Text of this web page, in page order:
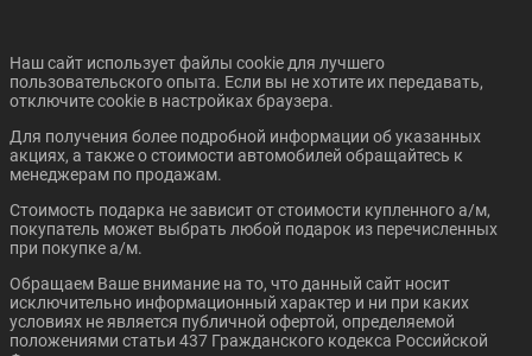
Цена от:
839 000 ₽
В кредит от:
11 447 ₽/мес.
Цена от:
В кредит от:
38 871 ₽/мес.
Наш сайт использует файлы cookie для лучшего
пользовательского опыта. Если вы не хотите их передавать,
отключите cookie в настройках браузера.
Для получения более подробной информации об указанных
акциях, а также о стоимости автомобилей обращайтесь к
менеджерам по продажам.
Стоимость подарка не зависит от стоимости купленного а/м,
покупатель может выбрать любой подарок из перечисленных
при покупке а/м.
Обращаем Ваше внимание на то, что данный сайт носит
исключительно информационный характер и ни при каких
условиях не является публичной офертой, определяемой
положениями статьи 437 Гражданского кодекса Российской